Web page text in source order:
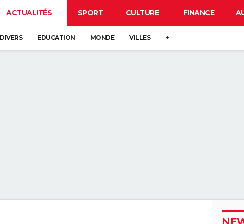
ACTUALITÉS SPORT CULTURE FINANCE
EDUCATION MONDE VILLES +